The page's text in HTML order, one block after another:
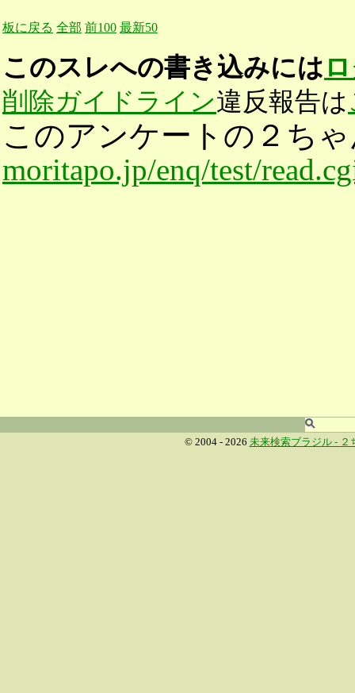
板に戻る 全部 前100 最新50
このスレへの書き込みには
削除ガイドライン違反報告は
このアンケートの２ち
moritapo.jp/enq/test/
© 2004 - 2026 未来検索ブラジル - ２